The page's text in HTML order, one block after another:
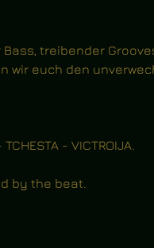
treibender
wir euch den
- VICTROIJA.
by the beat.